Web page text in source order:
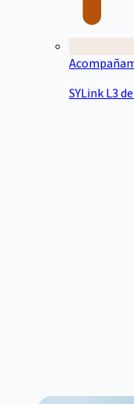
SYLink L3